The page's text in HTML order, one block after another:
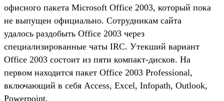
офисного пакета Microsoft Office 2003, который пока
не выпущен официально. Сотрудникам сайта
удалось раздобыть Office 2003 через
специализированные чаты IRC. Утекший вариант
Office 2003 состоит из пяти компакт-дисков. На
первом находится пакет Office 2003 Professional,
включающий в себя Access, Excel, Infopath, Outlook,
Powerpoint,